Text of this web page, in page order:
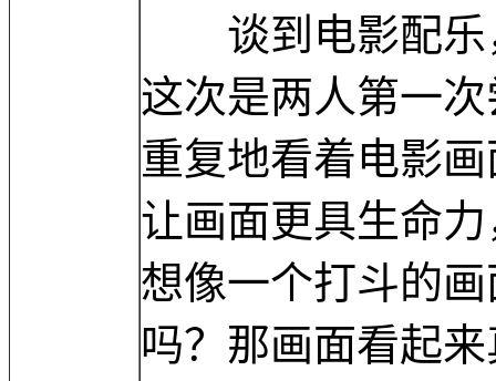
谈到电影配乐
这次是两人第一
重复地看着电影
让画面更具生命
想像一个打斗的
吗？那画面看起